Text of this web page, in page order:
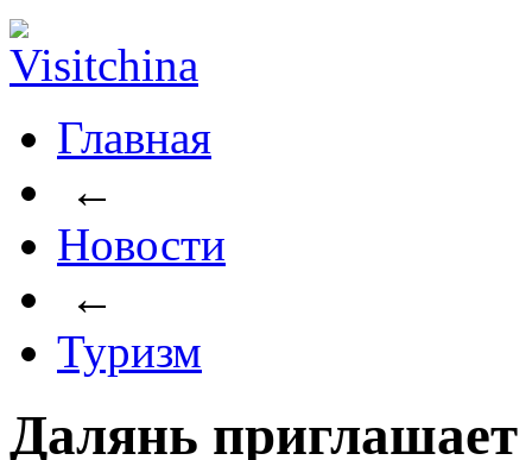
Главная
←
Новости
←
Туризм
Далянь приглашает